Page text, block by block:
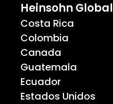
Heinsohn Global
Costa Rica
Colombia
Canada
Guatemala
Ecuador
Estados Unidos